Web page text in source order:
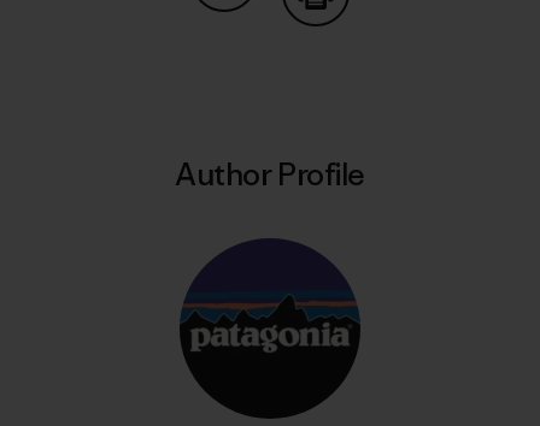
Share on Copy Link
Author Profile